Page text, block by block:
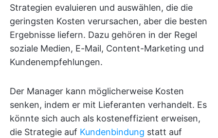
Strategien evaluieren und auswählen, die die
geringsten Kosten verursachen, aber die besten
Ergebnisse liefern. Dazu gehören in der Regel
soziale Medien, E-Mail, Content-Marketing und
Kundenempfehlungen.
Der Manager kann möglicherweise Kosten
senken, indem er mit Lieferanten verhandelt. Es
könnte sich auch als kosteneffizient erweisen,
die Strategie auf Kundenbindung statt auf